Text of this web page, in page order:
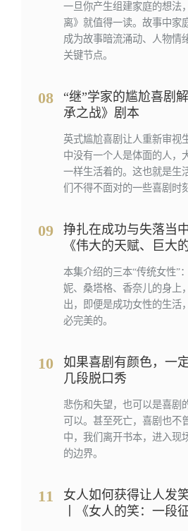
一旦你产生组建家庭的想法
离》就值得一读。故事中家
成为故事暗流涌动、人物情
关键节点。
08
“继”学家的尴尬喜剧
承之战》剧本
英式尴尬喜剧让人重新审视
中没有一个人是体面的人，
一样生活着的。这也就是生
们不得不面对的一些喜剧时刻
09
挣扎在成功与失落当
《伟大的天赋、巨大
度》
本集介绍的三本“传统女性”
妮、桑塔格、香奈儿的身上
出，即便是成功女性的生活
必完美的。
10
如果喜剧有颜色，一
几段脱口秀
悲伤和失望，也可以是喜剧
可以。甚至死亡，喜剧也不
中，我们离开书本，进入现
的边界。
11
女人如何获得让人发
丨《女人的笑：一段